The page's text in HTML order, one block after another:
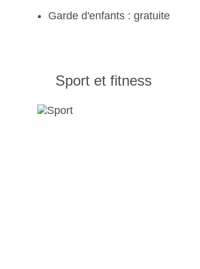
Garde d'enfants : gratuite
Sport et fitness